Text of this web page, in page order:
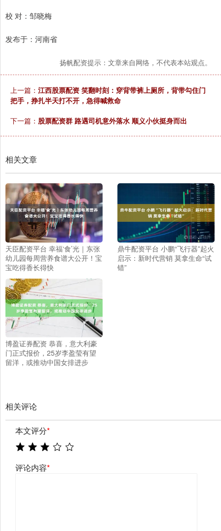
校 对：邹晓梅
发布于：河南省
扬帆配资提示：文章来自网络，不代表本站观点。
上一篇： 江西股票配资 笑翻时刻：穿背带裤上厕所，背带勾住门
把手，挣扎半天打不开，急得喊救命
下一篇： 股票配资群 路遇司机意外落水 顺义小伙挺身而出
相关文章
天臣配资平台 幸福‘食’光｜东张
幼儿园每周营养食谱大公开！宝
宝吃得香长得快
鼎牛配资平台 小鹏“飞行器”起火
启示：新时代营销 莫拿生命“试
错”
博盈证券配资 恭喜，意大利豪
门正式报价，25岁李盈莹有望
留洋，或推动中国女排进步
相关评论
本文评分*
评论内容*